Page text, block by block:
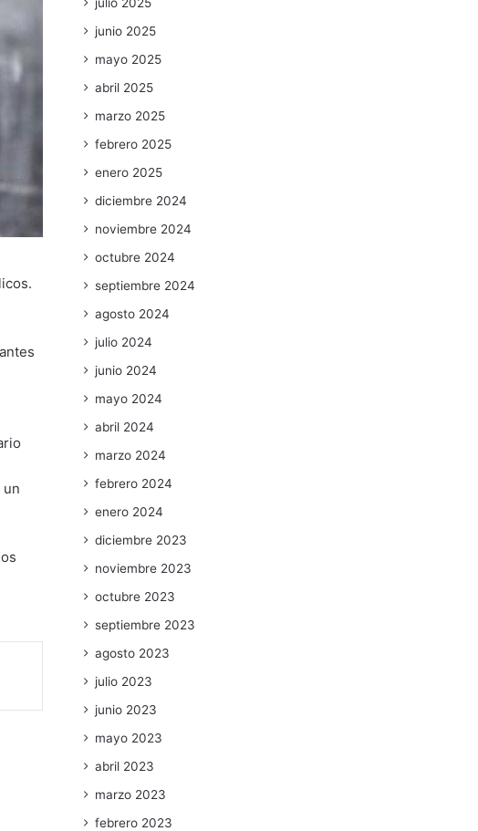
junio 2025
mayo 2025
abril 2025
marzo 2025
febrero 2025
enero 2025
diciembre 2024
noviembre 2024
octubre 2024
septiembre 2024
agosto 2024
julio 2024
junio 2024
mayo 2024
abril 2024
marzo 2024
febrero 2024
enero 2024
diciembre 2023
noviembre 2023
octubre 2023
septiembre 2023
agosto 2023
julio 2023
junio 2023
mayo 2023
abril 2023
marzo 2023
febrero 2023